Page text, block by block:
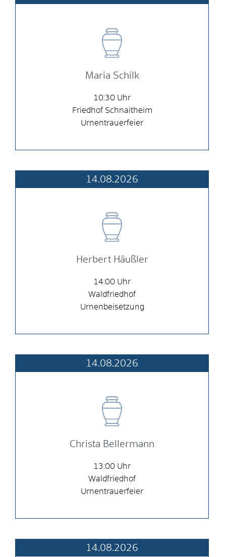
Maria Schilk
10:30
Friedhof Schnaitheim
Urnentrauerfeier
14.08.2026
Herbert Häußler
14:00
Waldfriedhof
Urnenbeisetzung
14.08.2026
Christa Bellermann
13:00
Waldfriedhof
Urnentrauerfeier
14.08.2026